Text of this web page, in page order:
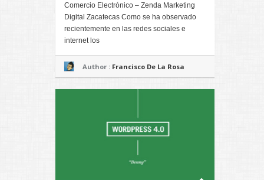
Comercio Electrónico – Zenda Marketing
Digital Zacatecas Como se ha observado
recientemente en las redes sociales e
internet los
Author : Francisco De La Rosa